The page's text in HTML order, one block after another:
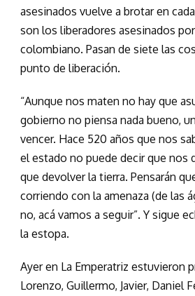
asesinados vuelve a brotar en
son los liberadores asesinados
colombiano. Pasan de siete las
punto de liberación.
“Aunque nos maten no hay que
gobierno no piensa nada bueno,
vencer. Hace 520 años que nos
el estado no puede decir que nos
que devolver la tierra. Pensarán
corriendo con la amenaza (de las
no, acá vamos a seguir”. Y sigue
la estopa.
Ayer en La Emperatriz estuvieron
Lorenzo, Guillermo, Javier, Daniel